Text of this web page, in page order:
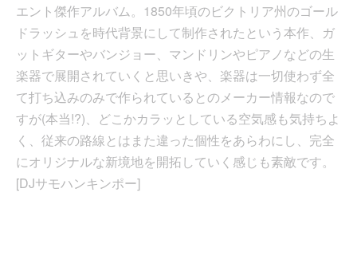
エント傑作アルバム。1850年頃のビクトリア州のゴール
ドラッシュを時代背景にして制作されたという本作、ガ
ットギターやバンジョー、マンドリンやピアノなどの生
楽器で展開されていくと思いきや、楽器は一切使わず全
て打ち込みのみで作られているとのメーカー情報なので
すが(本当!?)、どこかカラッとしている空気感も気持ちよ
く、従来の路線とはまた違った個性をあらわにし、完全
にオリジナルな新境地を開拓していく感じも素敵です。
[DJサモハンキンポー]